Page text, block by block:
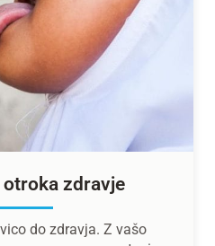
zdravje
do zdravja. Z vašo